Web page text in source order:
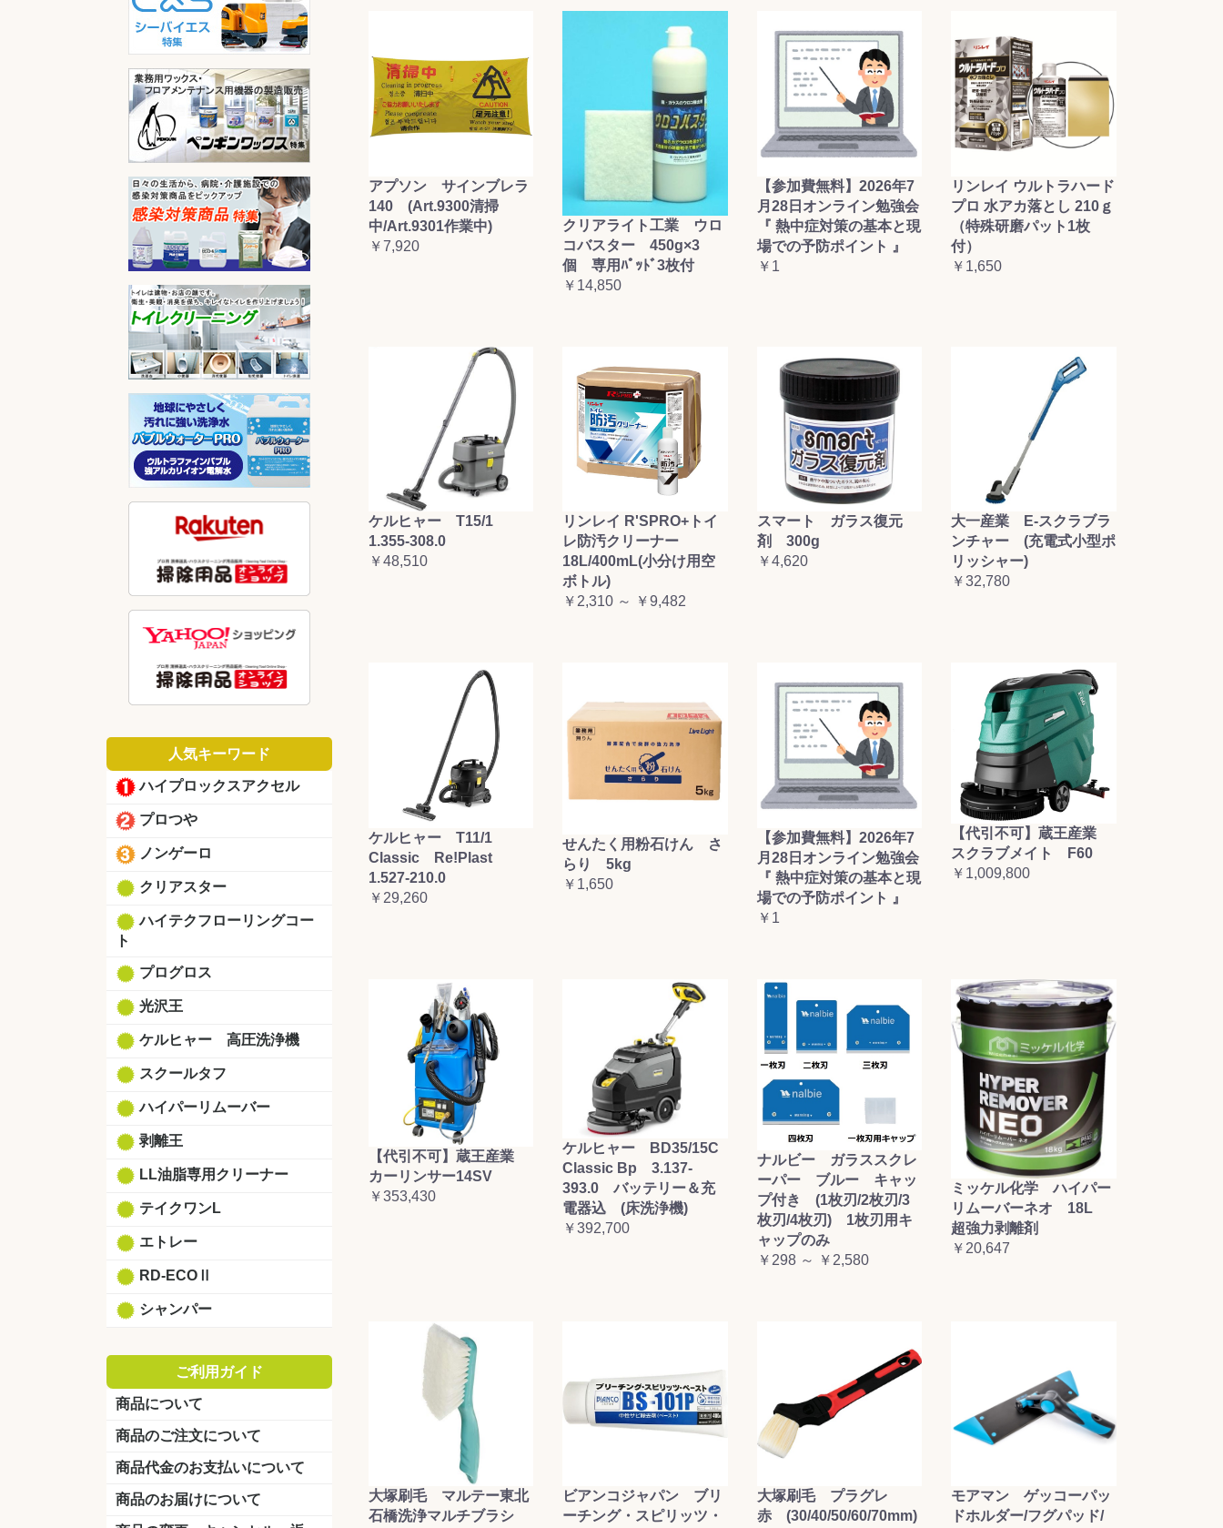
人気キーワード
ハイプロックスアクセル
プロつや
ノンゲーロ
クリアスター
ハイテクフローリングコー
ト
プログロス
光沢王
ケルヒャー 高圧洗浄機
スクールタフ
ハイパーリムーバー
剥離王
LL油脂専用クリーナー
テイクワンL
エトレー
RD-ECOⅡ
シャンパー
ご利用ガイド
商品について
商品のご注文について
商品代金のお支払いについて
商品のお届けについて
アプソン サインブレラ
140 (Art.9300清掃
中/Art.9301作業中)
￥7,920
クリアライト工業 ウロ
コバスター 450g×3
個 専用ﾊﾟｯﾄﾞ3枚付
￥14,850
【参加費無料】2026年7
月28日オンライン勉強会
『 熱中症対策の基本と現
場での予防ポイント 』
￥1
リンレイ ウルトラハード
プロ 水アカ落とし 210ｇ
（特殊研磨パット1枚
付）
￥1,650
ケルヒャー T15/1
1.355-308.0
￥48,510
リンレイ R'SPRO+トイ
レ防汚クリーナー
18L/400mL(小分け用空
ボトル)
￥2,310 ～ ￥9,482
スマート ガラス復元
剤 300g
￥4,620
大一産業 E-スクラブラ
ンチャー (充電式小型ポ
リッシャー)
￥32,780
ケルヒャー T11/1
Classic Re!Plast
1.527-210.0
￥29,260
せんたく用粉石けん さ
らり 5kg
￥1,650
【参加費無料】2026年7
月28日オンライン勉強会
『 熱中症対策の基本と現
場での予防ポイント 』
￥1
【代引不可】蔵王産業
スクラブメイト F60
￥1,009,800
【代引不可】蔵王産業
カーリンサー14SV
￥353,430
ケルヒャー BD35/15C
Classic Bp 3.137-
393.0 バッテリー＆充
電器込 (床洗浄機)
￥392,700
ナルビー ガラススクレ
ーパー ブルー キャッ
プ付き (1枚刃/2枚刃/3
枚刃/4枚刃) 1枚刃用キ
ャップのみ
￥298 ～ ￥2,580
ミッケル化学 ハイパー
リムーバーネオ 18L
超強力剥離剤
￥20,647
大塚刷毛 マルテー東北
石橋洗浄マルチブラシ
ビアンコジャパン ブリ
ーチング・スピリッツ・
大塚刷毛 プラグレ
赤 (30/40/50/60/70mm)
モアマン ゲッコーパッ
ドホルダー/フグパッド/